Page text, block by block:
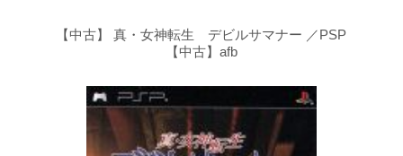
【中古】 真・女神転生 デビルサマナー ／PSP
【中古】afb